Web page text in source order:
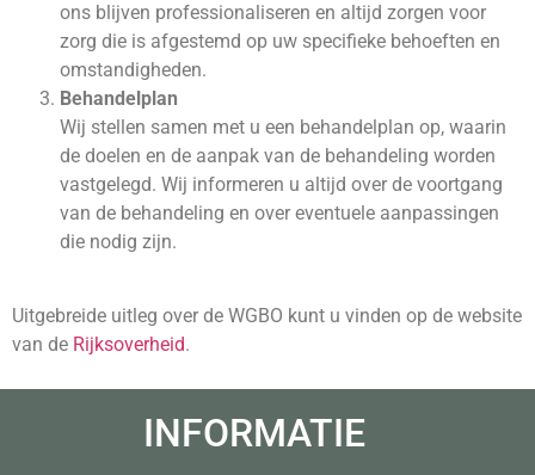
ons blijven professionaliseren en altijd zorgen voor
zorg die is afgestemd op uw specifieke behoeften en
omstandigheden.
Behandelplan
Wij stellen samen met u een behandelplan op, waarin
de doelen en de aanpak van de behandeling worden
vastgelegd. Wij informeren u altijd over de voortgang
van de behandeling en over eventuele aanpassingen
die nodig zijn.
Uitgebreide uitleg over de WGBO kunt u vinden op de website
van de Rijksoverheid.
INFORMATIE